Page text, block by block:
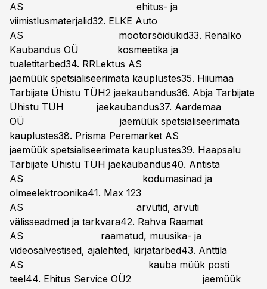
AS ehitus- ja
viimistlusmaterjalid32. ELKE Auto
AS mootorsõidukid33. Renalko
Kaubandus OÜ kosmeetika ja
tualetitarbed34. RRLektus AS
jaemüük spetsialiseerimata kauplustes35. Hiiumaa
Tarbijate Ühistu TÜH2 jaekaubandus36. Abja Tarbijate
Ühistu TÜH jaekaubandus37. Aardemaa
OÜ jaemüük spetsialiseerimata
kauplustes38. Prisma Peremarket AS
jaemüük spetsialiseerimata kauplustes39. Haapsalu
Tarbijate Ühistu TÜH jaekaubandus40. Antista
AS kodumasinad ja
olmeelektroonika41. Max 123
AS arvutid, arvuti
välisseadmed ja tarkvara42. Rahva Raamat
AS raamatud, muusika- ja
videosalvestised, ajalehted, kirjatarbed43. Anttila
AS kauba müük posti
teel44. Ehitus Service OÜ2 jaemüük